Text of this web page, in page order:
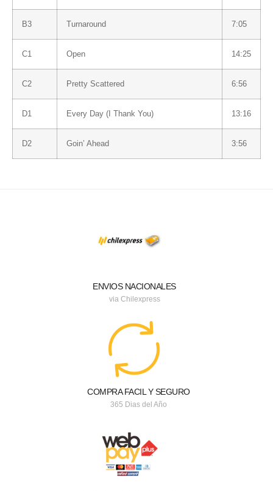
B3 Turnaround 7:05
C1 Open 14:25
C2 Pretty Scattered 6:56
D1 Every Day (I Thank You) 13:16
D2 Goin’ Ahead 3:56
ENVIOS NACIONALES
via Chilexpress
COMPRA FACIL Y SEGURO
365 Dias del Año